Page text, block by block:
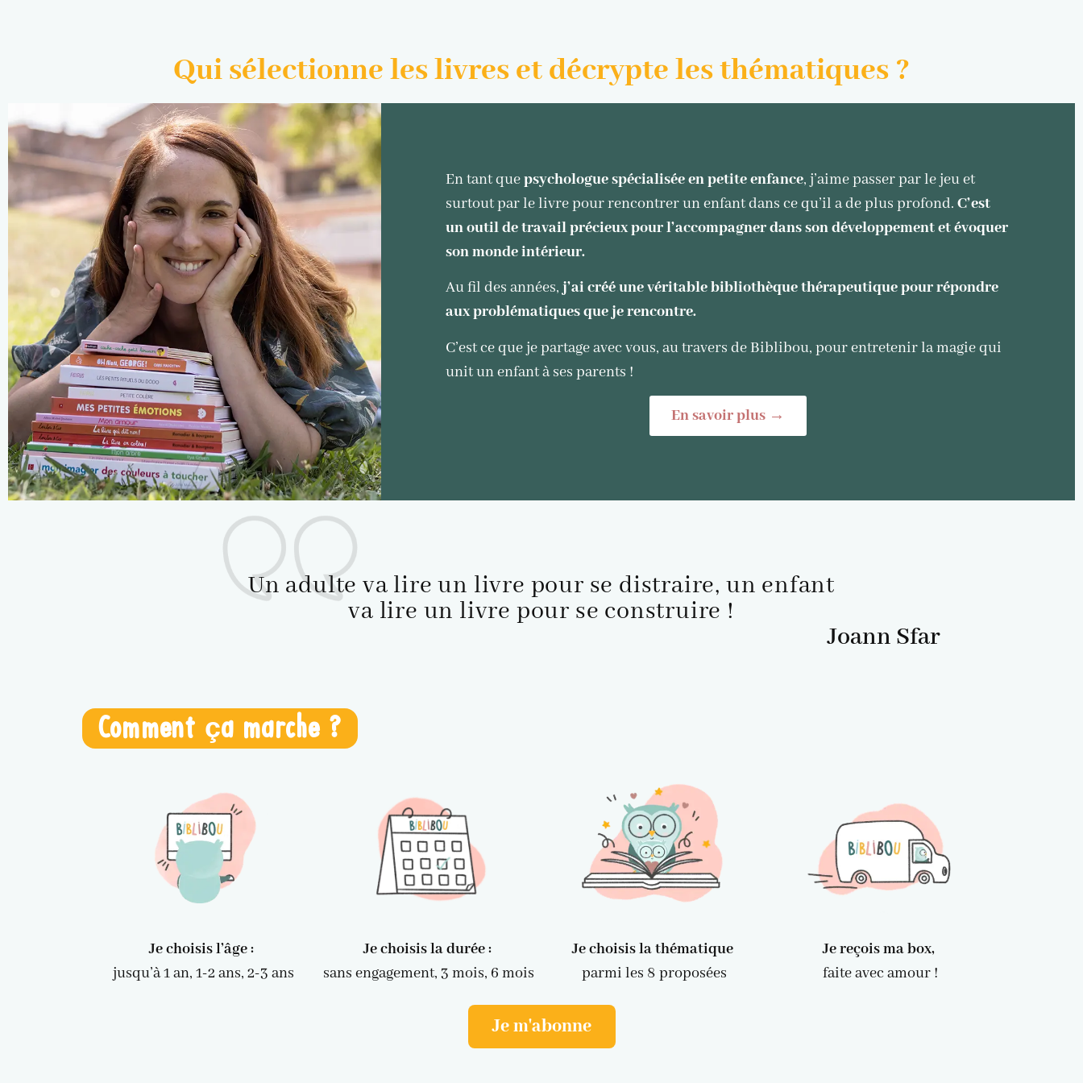
Qui sélectionne les livres et décrypte les thématiques ?
En tant quepsychologue spécialisée en petite enfance, j’aime passer par le jeu et
surtout par le livre pour rencontrer un enfant dans ce qu’il a de plus profond.C’est
un outil de travail précieux pour l’accompagner dans son développement et évoquer
son monde intérieur.
Au fil des années,j’ai créé une véritable bibliothèque thérapeutique pour répondre
aux problématiques que je rencontre.
C’est ce que je partage avec vous, au travers de Biblibou, pour entretenir la magie qui
unit un enfant à ses parents !
En savoir plus →
Un adulte va lire un livre pour se distraire, un enfant
va lire un livre pour se construire !
Joann Sfar
Comment ça marche ?
Je choisis l’âge :
jusqu’à 1 an, 1-2 ans, 2-3 ans
Je choisis la durée :
sans engagement, 3 mois, 6 mois
Je choisis la thématique
parmi les 8 proposées
Je reçois ma box,
faite avec amour !
Je m'abonne